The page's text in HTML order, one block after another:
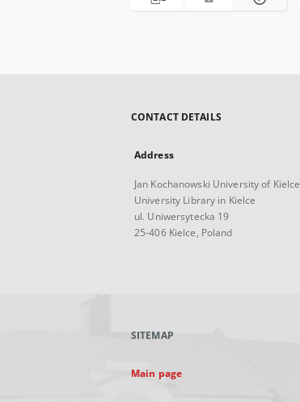
CONTACT DETAILS
Address
Jan Kochanowski University of Kielce
University Library in Kielce
ul. Uniwersytecka 19
25-406 Kielce, Poland
SITEMAP
Main page